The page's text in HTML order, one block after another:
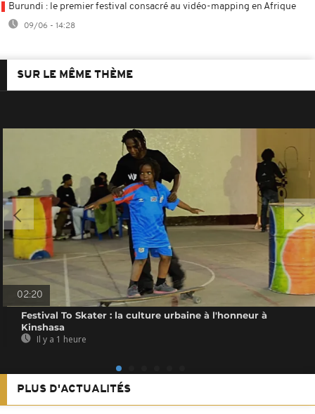
Burundi : le premier festival consacré au vidéo-mapping en Afrique
09/06 - 14:28
SUR LE MÊME THÈME
02:20
Festival To Skater : la culture urbaine à l'honneur à
Kinshasa
Il y a 1 heure
PLUS D'ACTUALITÉS